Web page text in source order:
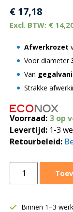
€ 17,18
€
Afwerkrozet
Voor diameter
Van
Strakke
Voorraad: 3 op
Levertijd: 1-3
Retourbeleid:
Ø315
Binnen 1–3